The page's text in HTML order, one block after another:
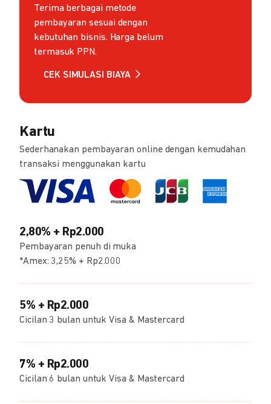
Terima berbagai metode
pembayaran sesuai dengan
kebutuhan bisnis. Harga belum
termasuk PPN.
CEK SIMULASI BIAYA
Kartu
Sederhanakan pembayaran online dengan kemudahan
transaksi menggunakan kartu
2,80% + Rp2.000
Pembayaran penuh di muka
*Amex: 3,25% + Rp2.000
5% + Rp2.000
Cicilan 3 bulan untuk Visa & Mastercard
7% + Rp2.000
Cicilan 6 bulan untuk Visa & Mastercard